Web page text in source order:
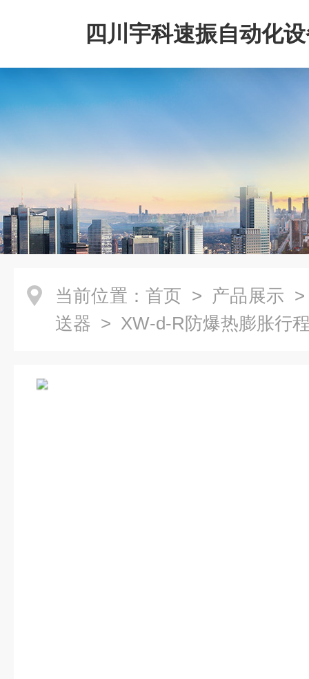
四川宇科速振自动化
公司
当前位置： 首页 > 产品展示
送器 > XW-d-R防爆热膨胀行